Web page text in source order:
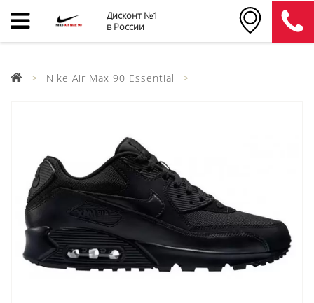
Дисконт №1
в России
Nike Air Max 90 Essential